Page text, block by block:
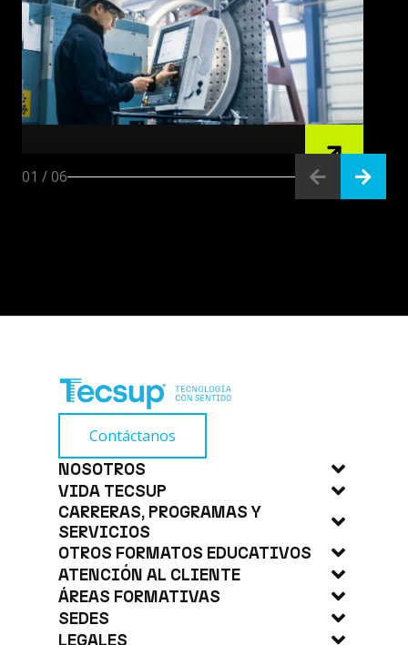
Instrumentación y Control
01 /06
Contáctanos
NOSOTROS
Acerca de Tecsup
Trabaja con Nosotros
VIDA TECSUP
Noticias
Blog
Eventos
Revista
CARRERAS, PROGRAMAS Y
SERVICIOS
Carreras
Educación Continua
Empresas
OTROS FORMATOS EDUCATIVOS
CodiGo
Conversa
ATENCIÓN AL CLIENTE
Atención de Solicitudes y Consultas -
Cursos y Programas de Extensión
ÁREAS FORMATIVAS
Electricidad y Electrónica
SEDES
LEGALES